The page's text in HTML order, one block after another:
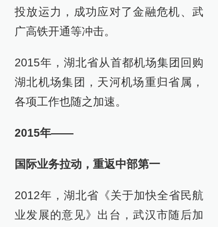
投放运力，成功应对了金融危机、武
广高铁开通等冲击。
2015年，湖北省从首都机场集团回购
湖北机场集团，天河机场重归省属，
各项工作也随之加速。
2015年——
国际业务拉动，重返中部第一
2012年，湖北省《关于加快全省民航
业发展的意见》出台，武汉市随后加